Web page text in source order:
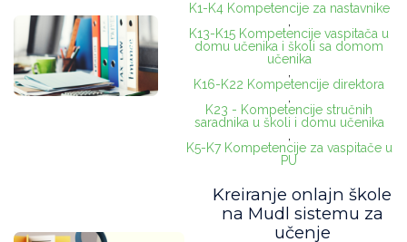
K1-K4 Kompetencije za nastavnike
,
K13-K15 Kompetencije vaspitača u
domu učenika i školi sa domom
učenika
,
K16-K22 Kompetencije direktora
,
K23 - Kompetencije stručnih
saradnika u školi i domu učenika
,
K5-K7 Kompetencije za vaspitače u
PU
Kreiranje onlajn škole
na Mudl sistemu za
učenje